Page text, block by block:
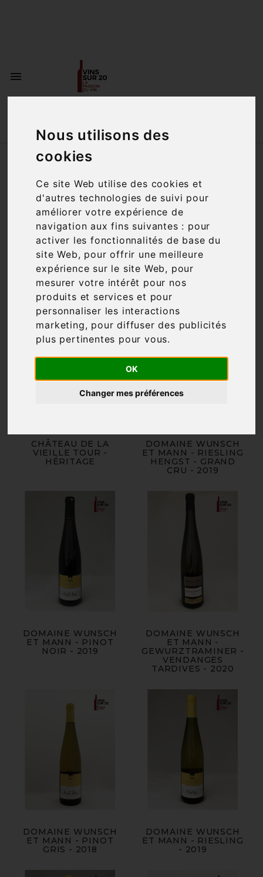
Nous utilisons des
cookies
Ce site Web utilise des cookies et
d'autres technologies de suivi pour
améliorer votre expérience de
navigation aux fins suivantes : pour
activer les fonctionnalités de base du
site Web, pour offrir une meilleure
expérience sur le site Web, pour
mesurer votre intérêt pour nos
produits et services et pour
personnaliser les interactions
marketing, pour diffuser des publicités
plus pertinentes pour vous.
OK
Changer mes préférences

Accueil
 Filtre 96 articles
Pertinence
CHÂTEAU DE LA
VIEILLE TOUR -
HÉRITAGE
DOMAINE WUNSCH
ET MANN - RIESLING
HENGST - GRAND
CRU - 2019
DOMAINE WUNSCH
ET MANN - PINOT
NOIR - 2019
DOMAINE WUNSCH
ET MANN -
GEWURZTRAMINER -
VENDANGES
TARDIVES - 2020
DOMAINE WUNSCH
ET MANN - PINOT
GRIS - 2018
DOMAINE WUNSCH
ET MANN - RIESLING
- 2019